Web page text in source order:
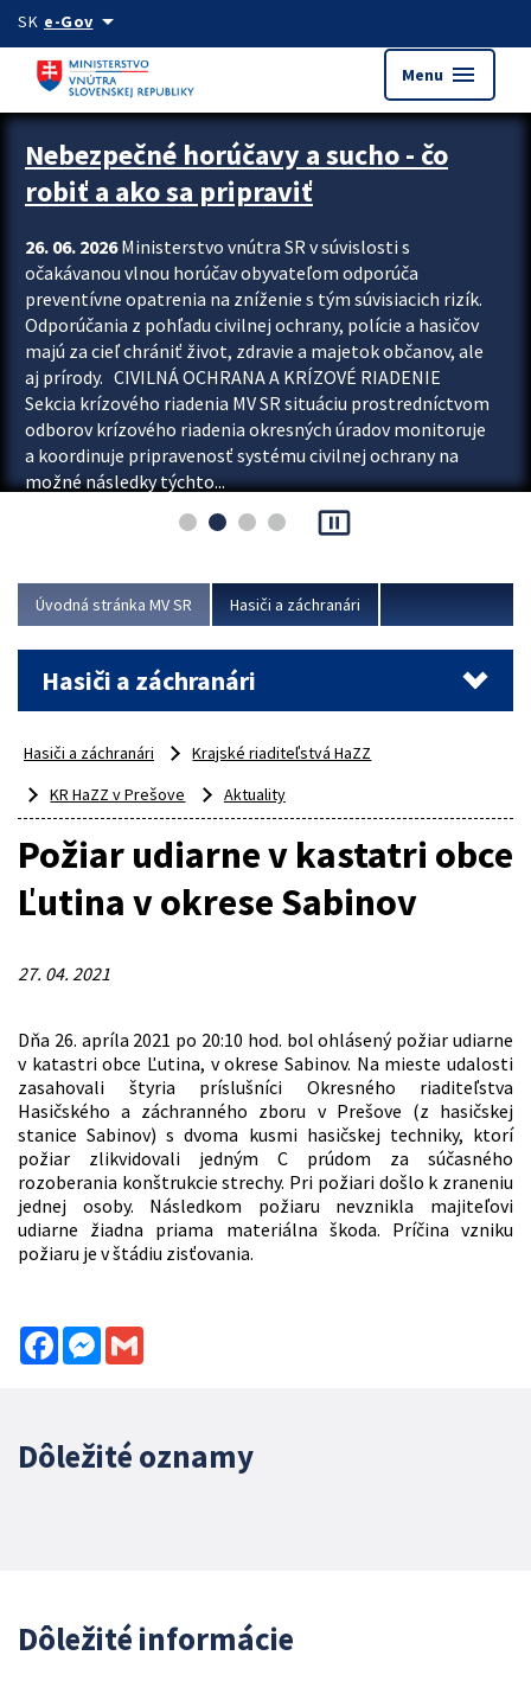
Preskocit na hlavný obsah
SK e-Govarrow_drop_down
Menu menu
Zastavit automatický posun upútavok
Nebezpečné horúčavy a sucho - čo
robiť a ako sa pripraviť
26. 06. 2026Ministerstvo vnútra SR v súvislosti s
očakávanou vlnou horúčav obyvateľom odporúča
preventívne opatrenia na zníženie s tým súvisiacich rizík.
Odporúčania z pohľadu civilnej ochrany, polície a hasičov
majú za cieľ chrániť život, zdravie a majetok občanov, ale
aj prírody. CIVILNÁ OCHRANA A KRÍZOVÉ RIADENIE
Sekcia krízového riadenia MV SR situáciu prostredníctvom
odborov krízového riadenia okresných úradov monitoruje
a koordinuje pripravenosť systému civilnej ochrany na
možné následky týchto...
pause_presentation
Úvodná stránka MV SR Hasiči a záchranári
Hasiči a záchranári
Hasiči a záchranári
Krajské riaditeľstvá HaZZ
KR HaZZ v Prešove
Aktuality
Požiar udiarne v kastatri obce
Ľutina v okrese Sabinov
27. 04. 2021
Dňa 26. apríla 2021 po 20:10 hod. bol ohlásený požiar udiarne
v katastri obce Ľutina, v okrese Sabinov. Na mieste udalosti
zasahovali štyria príslušníci Okresného riaditeľstva
Hasičského a záchranného zboru v Prešove (z hasičskej
stanice Sabinov) s dvoma kusmi hasičskej techniky, ktorí
požiar zlikvidovali jedným C prúdom za súčasného
rozoberania konštrukcie strechy. Pri požiari došlo k zraneniu
jednej osoby. Následkom požiaru nevznikla majiteľovi
udiarne žiadna priama materiálna škoda. Príčina vzniku
požiaru je v štádiu zisťovania.
FacebookMessenger
Dôležité oznamy
Dôležité informácie